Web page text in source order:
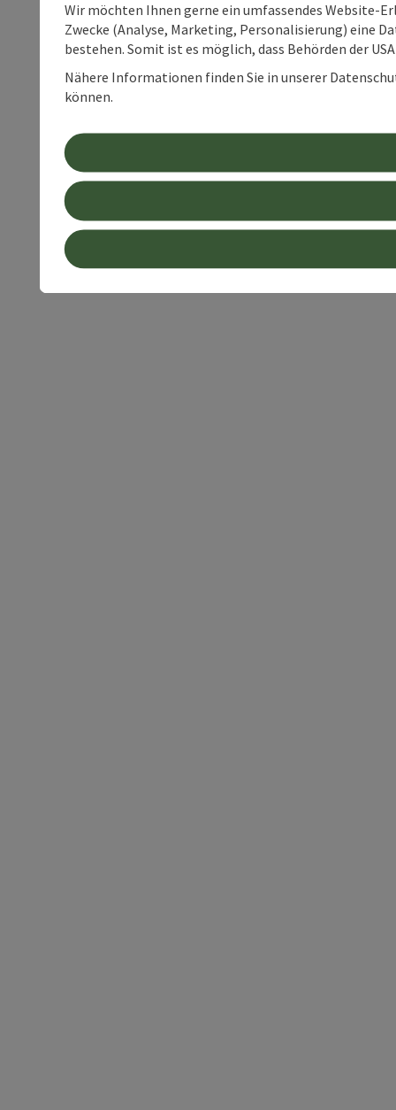
Wir möchten Ihnen gerne ein umfassendes Website-
Zwecke (Analyse, Marketing, Personalisierung) eine
bestehen. Somit ist es möglich, dass Behörden der
Nähere Informationen finden Sie in unserer
können.